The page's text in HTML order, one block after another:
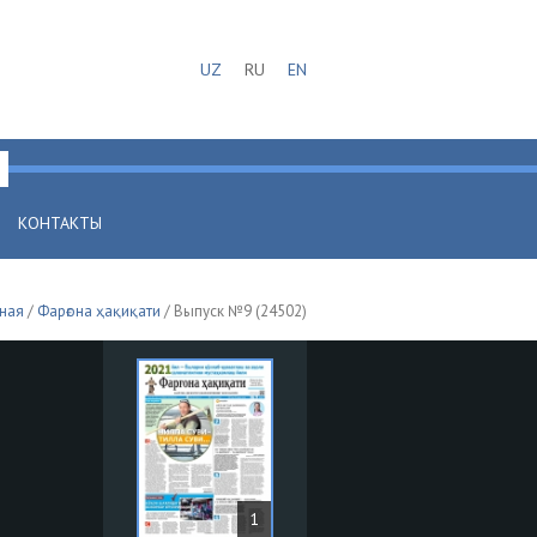
UZ RU EN
КОНТАКТЫ
/ Фарғона ҳақиқати / Выпуск №9 (24502)
1